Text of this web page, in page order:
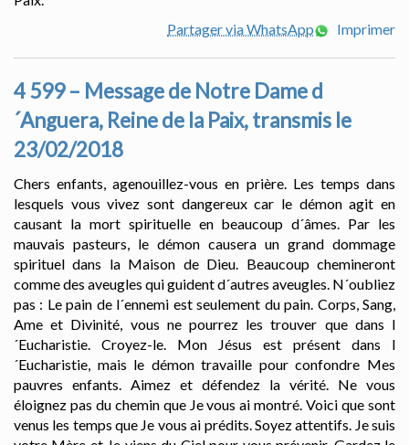
Partager via WhatsApp
Imprimer
4 599 – Message de Notre Dame d
´Anguera, Reine de la Paix, transmis le
23/02/2018
Chers enfants, agenouillez-vous en prière. Les temps dans
lesquels vous vivez sont dangereux car le démon agit en
causant la mort spirituelle en beaucoup d´âmes. Par les
mauvais pasteurs, le démon causera un grand dommage
spirituel dans la Maison de Dieu. Beaucoup chemineront
comme des aveugles qui guident d´autres aveugles. N´oubliez
pas : Le pain de l´ennemi est seulement du pain. Corps, Sang,
Ame et Divinité, vous ne pourrez les trouver que dans l
´Eucharistie. Croyez-le. Mon Jésus est présent dans l
´Eucharistie, mais le démon travaille pour confondre Mes
pauvres enfants. Aimez et défendez la vérité. Ne vous
éloignez pas du chemin que Je vous ai montré. Voici que sont
venus les temps que Je vous ai prédits. Soyez attentifs. Je suis